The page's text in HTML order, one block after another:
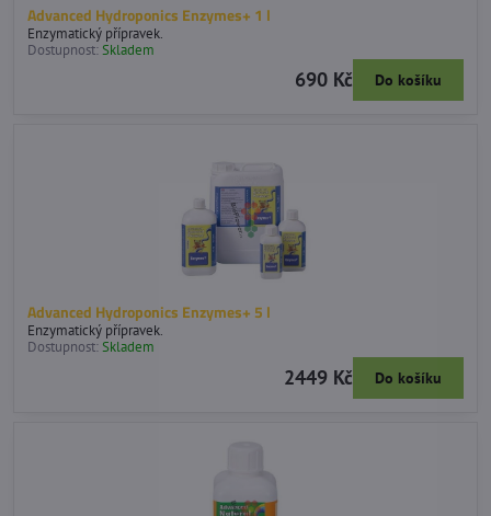
Advanced Hydroponics Enzymes+ 1 l
Enzymatický přípravek.
Dostupnost:Skladem
690 Kč Do košíku
Advanced Hydroponics Enzymes+ 5 l
Enzymatický přípravek.
Dostupnost:Skladem
2449 Kč Do košíku